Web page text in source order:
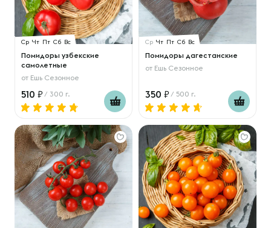
Ср Чт Пт Сб Вс
Помидоры узбекские
самолетные
от Ешь Сезонное
510 / 300 г.
Ср Чт Пт Сб Вс
Помидоры дагестанские
от Ешь Сезонное
350 / 500 г.